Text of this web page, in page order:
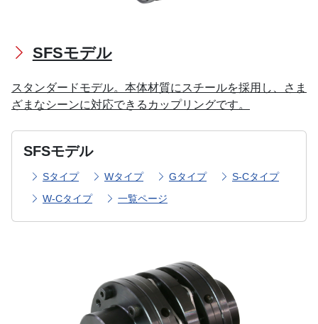
SFSモデル
スタンダードモデル。本体材質にスチールを採用し、さま
ざまなシーンに対応できるカップリングです。
SFSモデル
Sタイプ Wタイプ Gタイプ
S-Cタイプ
W-Cタイプ
一覧ページ